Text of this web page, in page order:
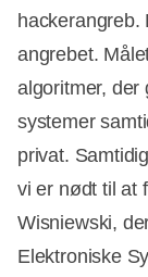
angrebet.
algoritmer, der
systemer
privat.
vi er nødt til at
Wisniewski,
Elektroniske